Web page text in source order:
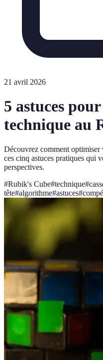
21 avril 2026
5 astuces
technique au
Découvrez comment
ces cinq astuces pratiques qui
perspectives.
#Rubik's Cube#technique#
tête#algorithme#astuces#